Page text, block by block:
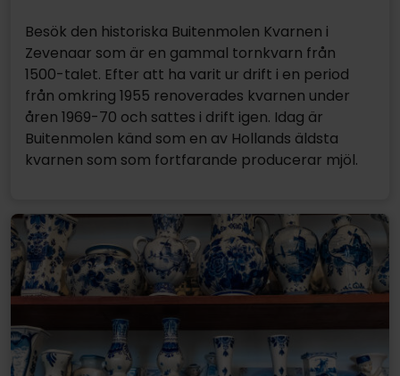
Besök den historiska Buitenmolen Kvarnen i
Zevenaar som är en gammal tornkvarn från
1500-talet. Efter att ha varit ur drift i en period
från omkring 1955 renoverades kvarnen under
åren 1969-70 och sattes i drift igen. Idag är
Buitenmolen känd som en av Hollands äldsta
kvarnen som som fortfarande producerar mjöl.